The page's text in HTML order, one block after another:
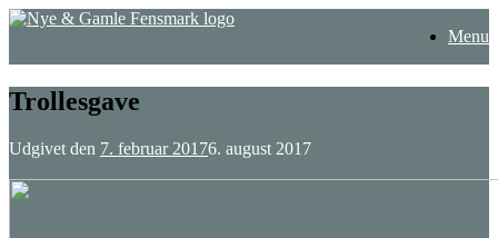
Gå
Menu
Trollesgave
Udgivet den 7. februar 20176. august 2017